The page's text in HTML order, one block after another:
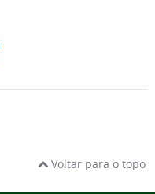
Voltar para o topo